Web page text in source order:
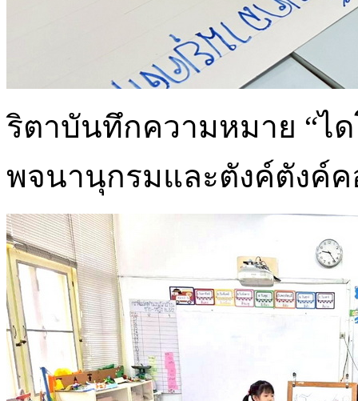
ริตาบันทึกความหมาย “ได
พจนานุกรมและตังค์ตังค์